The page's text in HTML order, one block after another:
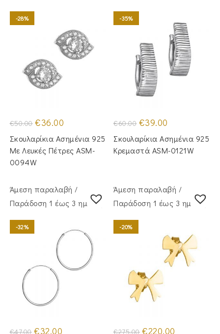
-28%
€50.00 Original
price
was:
€50.00.
€36.00
τιμή
είναι:
€36.00.
Σκουλαρίκια Ασημένια 925
Με Λευκές Πέτρες ASM-
0094W
-35%
€60.00 Original
price
was:
€60.00.
€39.00
τιμή
είναι:
€39.00.
Σκουλαρίκια Ασημένια 925
Κρεμαστά ASM-0121W
Άμεση παραλαβή /
Παράδoση 1 έως 3 ημέρες
-32%
€47.00 Original
€32.00
Άμεση παραλαβή /
Παράδoση 1 έως 3 ημέρες
-20%
€275.00 Original
€220.00